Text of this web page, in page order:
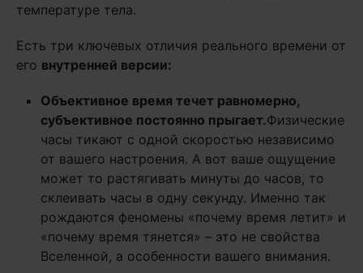
температуре тела.
Есть три ключевых отличия реального времени от
его внутренней версии:
Объективное время течет равномерно,
субъективное постоянно прыгает.Физические
часы тикают с одной скоростью независимо
от вашего настроения. А вот ваше ощущение
может то растягивать минуты до часов, то
склеивать часы в одну секунду. Именно так
рождаются феномены «почему время летит» и
«почему время тянется» – это не свойства
Вселенной, а особенности вашего внимания.